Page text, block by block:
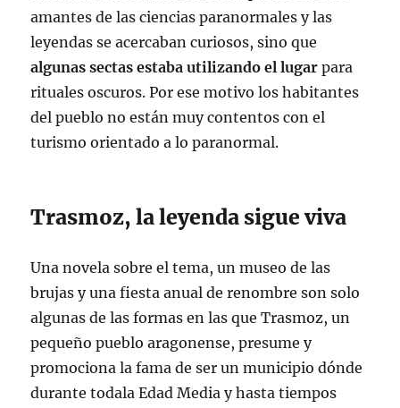
amantes de las ciencias paranormales y las
leyendas se acercaban curiosos, sino que
algunas sectas estaba utilizando el lugar para
rituales oscuros. Por ese motivo los habitantes
del pueblo no están muy contentos con el
turismo orientado a lo paranormal.
Trasmoz, la leyenda sigue viva
Una novela sobre el tema, un museo de las
brujas y una fiesta anual de renombre son solo
algunas de las formas en las que Trasmoz, un
pequeño pueblo aragonense, presume y
promociona la fama de ser un municipio dónde
durante todala Edad Media y hasta tiempos